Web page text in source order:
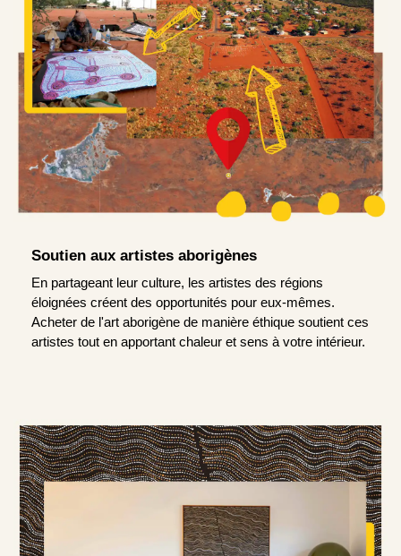
Soutien aux artistes aborigènes
En partageant leur culture, les artistes des régions
éloignées créent des opportunités pour eux-mêmes.
Acheter de l'art aborigène de manière éthique soutient ces
artistes tout en apportant chaleur et sens à votre intérieur.